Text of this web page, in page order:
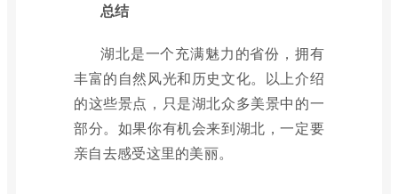
总结
湖北是一个充满魅力的省份，拥有
丰富的自然风光和历史文化。以上介绍
的这些景点，只是湖北众多美景中的一
部分。如果你有机会来到湖北，一定要
亲自去感受这里的美丽。